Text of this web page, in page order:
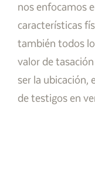
nos enfocamos
características
también todos
valor de
ser la ubicación,
de testigos en